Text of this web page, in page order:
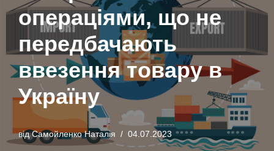
операціями, що не
передбачають
ввезення товару в
Україну
відСамойленко Наталія 04.07.2023